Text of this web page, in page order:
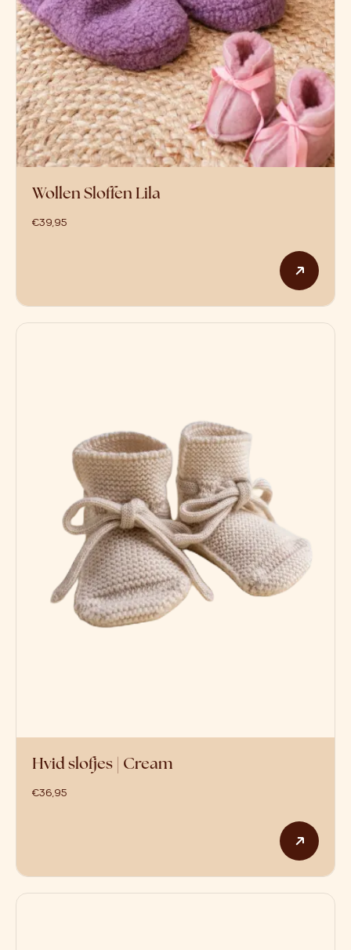
Wollen Sloffen Lila
€39,95
Dit
Hvid slofjes | Cream
€36,95
Dit